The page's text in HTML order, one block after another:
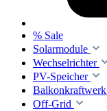
% Sale
Solarmodule
Wechselrichter
PV-Speicher
Balkonkraftwerk
Off-Grid